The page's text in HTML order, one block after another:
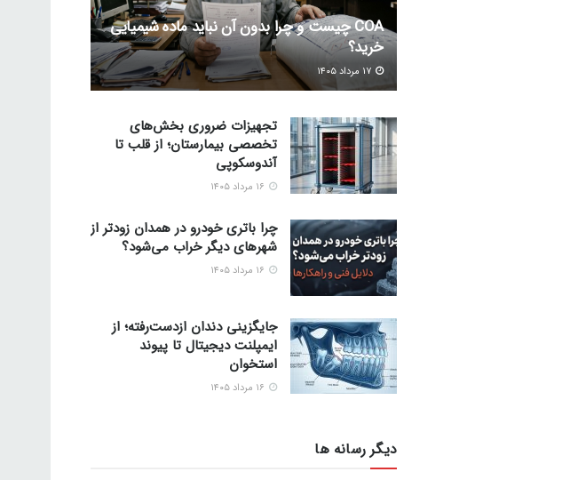
COA چیست و چرا بدون آن نباید ماده شیمیایی
خرید؟
تجهیزات ضروری بخش‌های
تخصصی بیمارستان؛ از قلب تا
آندوسکوپی
چرا باتری خودرو در همدان زودتر از
شهرهای دیگر خراب می‌شود؟
جایگزینی دندان ازدست‌رفته؛ از
ایمپلنت دیجیتال تا پیوند
استخوان
دیگر رسانه ها